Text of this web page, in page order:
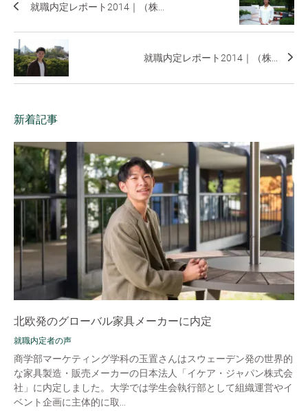
就職内定レポート2014｜（株...
就職内定レポート2014｜（株...
新着記事
北欧発のグローバル家具メーカーに内定
就職内定者の声
商学部マーケティング学科の玉置さんはスウェーデン発の世界的
な家具製造・販売メーカーの日本法人「イケア・ジャパン株式会
社」に内定しました。大学では学生会執行部として組織運営やイ
ベント企画に主体的に取...